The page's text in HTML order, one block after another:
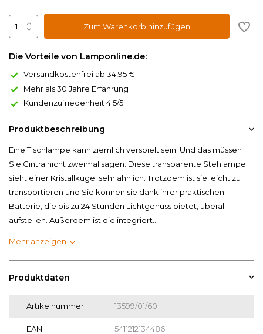
Zum Warenkorb hinzufügen
Die Vorteile von Lamponline.de:
Versandkostenfrei ab 34,95 €
Mehr als 30 Jahre Erfahrung
Kundenzufriedenheit 4.5/5
Produktbeschreibung
Eine Tischlampe kann ziemlich verspielt sein. Und das müssen
Sie Cintra nicht zweimal sagen. Diese transparente Stehlampe
sieht einer Kristallkugel sehr ähnlich. Trotzdem ist sie leicht zu
transportieren und Sie können sie dank ihrer praktischen
Batterie, die bis zu 24 Stunden Lichtgenuss bietet, überall
aufstellen. Außerdem ist die integriert...
Mehr anzeigen
Produktdaten
Artikelnummer: 13599/01/60
EAN 5411212134486